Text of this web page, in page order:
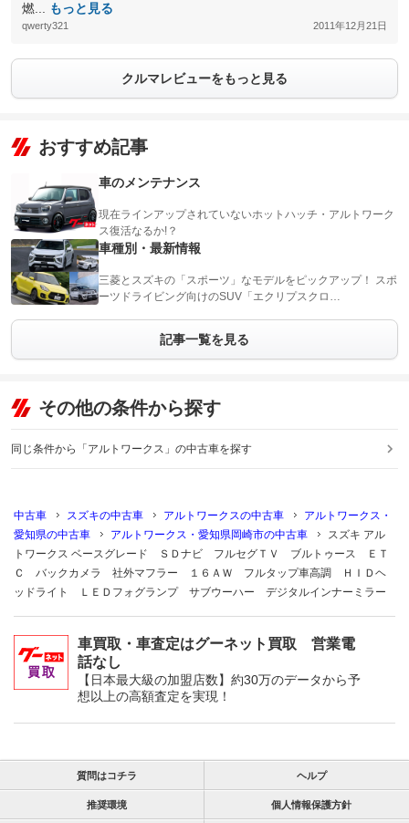
燃...
もっと見る
qwerty321 2011年12月21日
クルマレビューをもっと見る
おすすめ記事
車のメンテナンス
現在ラインアップされていないホットハッチ・アルトワーク
ス復活なるか!？
車種別・最新情報
三菱とスズキの「スポーツ」なモデルをピックアップ！ スポ
ーツドライビング向けのSUV「エクリプスクロ…
記事一覧を見る
その他の条件から探す
同じ条件から「アルトワークス」の中古車を探す
中古車 スズキの中古車 アルトワークスの中古車
アルトワークス・
愛知県の中古車
アルトワークス・愛知県岡崎市の中古車
スズキ アル
トワークス ベースグレード ＳＤナビ フルセグＴＶ ブルトゥース ＥＴ
Ｃ バックカメラ 社外マフラー １６ＡＷ フルタップ車高調 ＨＩＤヘ
ッドライト ＬＥＤフォグランプ サブウーハー デジタルインナーミラー
車買取・車査定はグーネット買取 営業電
話なし
【日本最大級の加盟店数】約30万のデータから予
想以上の高額査定を実現！
質問はコチラ ヘルプ
推奨環境 個人情報保護方針